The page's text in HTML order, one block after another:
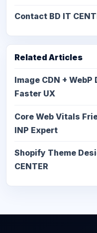
Contact BD IT
Related Articles
Image CDN +
Faster UX
Core Web Vitals
INP Expert
Shopify Theme
CENTER